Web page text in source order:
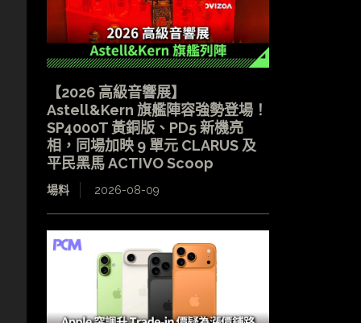
【2026 高級音響展】
Astell&Kern 旗艦陣容強勢登場！
SP4000T 黃銅版、PD5 新機亮
相，同場加映 9 單元 CLARUS 及
平民黑馬 ACTIVO Scoop
場料 2026-08-09